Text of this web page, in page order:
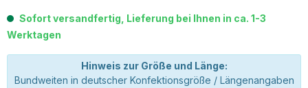
Sofort versandfertig, Lieferung bei Ihnen in ca. 1-3
Werktagen
Hinweis zur Größe und Länge:
Bundweiten in deutscher Konfektionsgröße / Längenangaben